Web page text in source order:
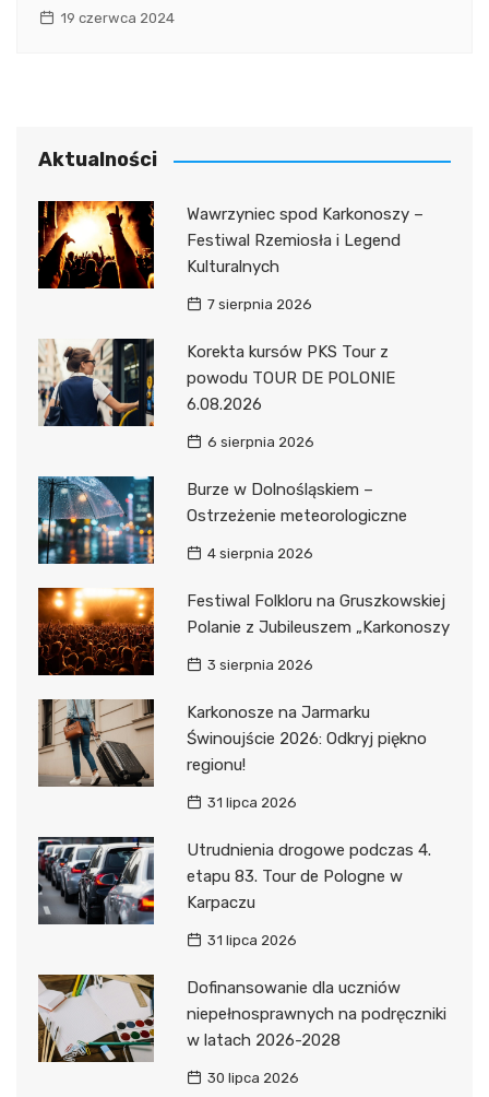
19 czerwca 2024
Aktualności
Wawrzyniec spod Karkonoszy –
Festiwal Rzemiosła i Legend
Kulturalnych
7 sierpnia 2026
Korekta kursów PKS Tour z
powodu TOUR DE POLONIE
6.08.2026
6 sierpnia 2026
Burze w Dolnośląskiem –
Ostrzeżenie meteorologiczne
4 sierpnia 2026
Festiwal Folkloru na Gruszkowskiej
Polanie z Jubileuszem „Karkonoszy
3 sierpnia 2026
Karkonosze na Jarmarku
Świnoujście 2026: Odkryj piękno
regionu!
31 lipca 2026
Utrudnienia drogowe podczas 4.
etapu 83. Tour de Pologne w
Karpaczu
31 lipca 2026
Dofinansowanie dla uczniów
niepełnosprawnych na podręczniki
w latach 2026-2028
30 lipca 2026